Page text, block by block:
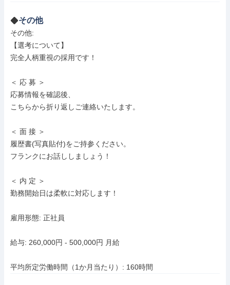
その他
その他:
【選考について】
完全人柄重視の採用です！
＜ 応 募 ＞
応募情報を確認後、
こちらから折り返しご連絡いたします。
＜ 面 接 ＞
履歴書(写真貼付)をご持参ください。
フランクにお話ししましょう！
＜ 内 定 ＞
勤務開始日は柔軟に対応します！
雇用形態: 正社員
給与: 260,000円 - 500,000円 月給
平均所定労働時間（1か月当たり）: 160時間